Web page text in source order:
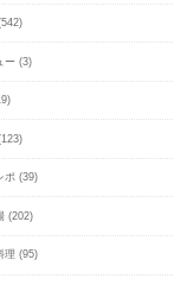
ー (3)
ポ (39)
(202)
理 (95)